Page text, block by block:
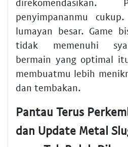
penyimpananmu
lumayan besar. Game
tidak memenuhi
bermain yang optimal
membuatmu lebih
dan tembakan.
Pantau Terus
dan Update Metal